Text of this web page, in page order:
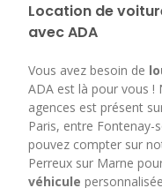
Location de
avec ADA
Vous avez besoin de
ADA est là pour vous !
agences est présent
Paris, entre Fontenay-
pouvez compter sur
Perreux sur Marne
véhicule